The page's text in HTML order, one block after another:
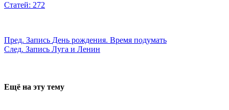
Статей: 272
Пред. Запись День рождения. Время подумать
След. Запись Луга и Ленин
Ещё на эту тему